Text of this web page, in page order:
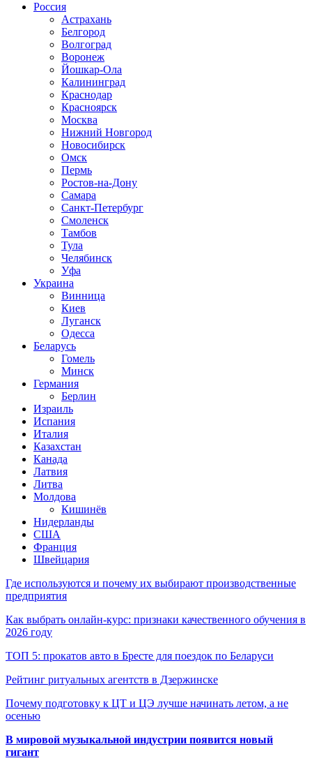
Россия
Астрахань
Белгород
Волгоград
Воронеж
Йошкар-Ола
Калининград
Краснодар
Красноярск
Москва
Нижний Новгород
Новосибирск
Омск
Пермь
Ростов-на-Дону
Самара
Санкт-Петербург
Смоленск
Тамбов
Тула
Челябинск
Уфа
Украина
Винница
Киев
Луганск
Одесса
Беларусь
Гомель
Минск
Германия
Берлин
Израиль
Испания
Италия
Казахстан
Канада
Латвия
Литва
Молдова
Кишинёв
Нидерланды
США
Франция
Швейцария
Где используются и почему их выбирают производственные
предприятия
Как выбрать онлайн-курс: признаки качественного обучения в
2026 году
ТОП 5: прокатов авто в Бресте для поездок по Беларуси
Рейтинг ритуальных агентств в Дзержинске
Почему подготовку к ЦТ и ЦЭ лучше начинать летом, а не
осенью
В мировой музыкальной индустрии появится новый
гигант